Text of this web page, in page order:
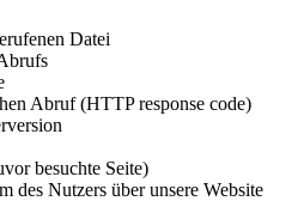
Datei
Abruf (HTTP response code)
besuchte Seite)
des Nutzers über unsere Website